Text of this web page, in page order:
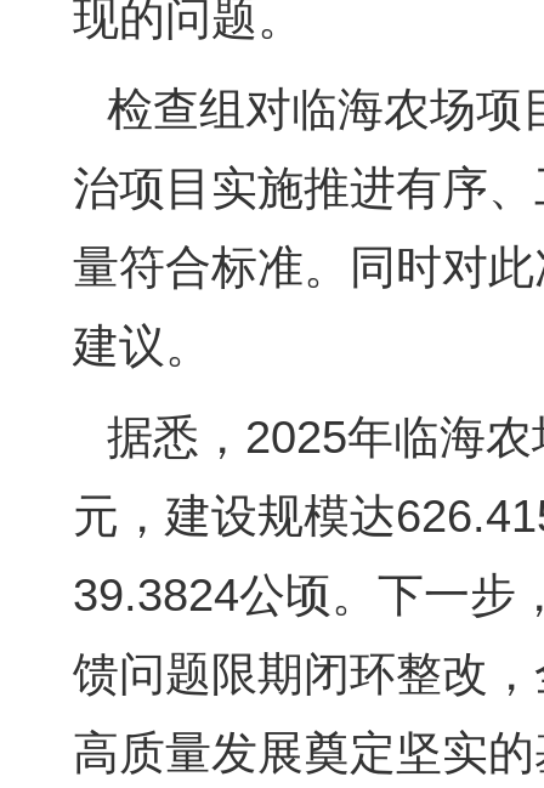
现的问题。
检查组对临海农场项
治项目实施推进有序
量符合标准。同时对
建议。
据悉， 2025年临海
元 ，建设规模达
39.3824公顷。 下一步
馈问题限期闭环整改 ，
高质量发展奠定坚实